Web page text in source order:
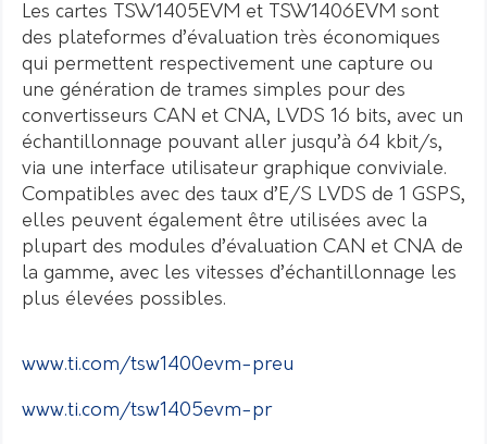
Les cartes TSW1405EVM et TSW1406EVM sont
des plateformes d’évaluation très économiques
qui permettent respectivement une capture ou
une génération de trames simples pour des
convertisseurs CAN et CNA, LVDS 16 bits, avec un
échantillonnage pouvant aller jusqu’à 64 kbit/s,
via une interface utilisateur graphique conviviale.
Compatibles avec des taux d’E/S LVDS de 1 GSPS,
elles peuvent également être utilisées avec la
plupart des modules d’évaluation CAN et CNA de
la gamme, avec les vitesses d’échantillonnage les
plus élevées possibles.
www.ti.com/tsw1400evm-preu
www.ti.com/tsw1405evm-pr